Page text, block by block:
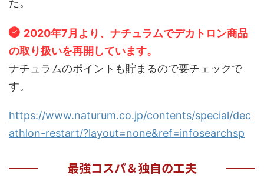
た。
2020年7月より、ナチュラムでデカトロン商品
の取り扱いを再開しています。
ナチュラムのポイントも貯まるので要チェックで
す。
https://www.naturum.co.jp/contents/special/dec
athlon-restart/?layout=none&ref=infosearchsp
最強コスパ＆独自の工夫